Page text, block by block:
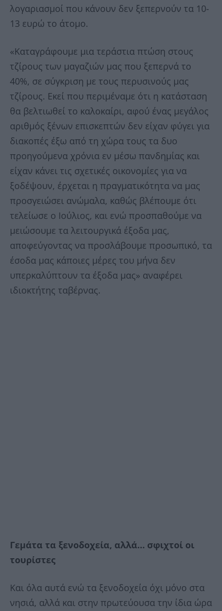
λογαριασμοί που κάνουν δεν ξεπερνούν τα 10-
13 ευρώ το άτομο.
«Καταγράφουμε μια τεράστια πτώση στους
τζίρους των μαγαζιών μας που ξεπερνά το
40%, σε σύγκριση με τους περυσινούς μας
τζίρους. Εκεί που περιμέναμε ότι η κατάσταση
θα βελτιωθεί το καλοκαίρι, αφού ένας μεγάλος
αριθμός ξένων επισκεπτών δεν είχαν φύγει για
διακοπές έξω από τη χώρα τους τα δυο
προηγούμενα χρόνια εν μέσω πανδημίας και
είχαν κάνει τις σχετικές οικονομίες για να
ξοδέψουν, έρχεται η πραγματικότητα να μας
προσγειώσει ανώμαλα, καθώς βλέπουμε ότι
τελείωσε ο Ιούλιος, και ενώ προσπαθούμε να
μειώσουμε τα λειτουργικά έξοδα μας,
αποφεύγοντας να προσλάβουμε προσωπικό, τα
έσοδα μας κάποιες μέρες του μήνα δεν
υπερκαλύπτουν τα έξοδα μας» αναφέρει
ιδιοκτήτης ταβέρνας.
Γεμάτα τα ξενοδοχεία, αλλά… σφιχτοί οι
τουρίστες
Και όλα αυτά ενώ τα ξενοδοχεία όχι μόνο στα
νησιά, αλλά και στην πρωτεύουσα την ίδια ώρα